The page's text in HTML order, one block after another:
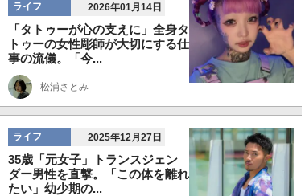
ライフ 2026年01月14日
「タトゥーが心の支えに」全身タ
トゥーの女性彫師が大切にする仕
事の流儀。「今...
松浦さとみ
ライフ 2025年12月27日
35歳「元女子」トランスジェン
ダー男性を直撃。「この体を離れ
たい」幼少期の...